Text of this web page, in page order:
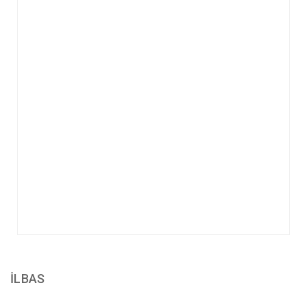
İLBAŞ